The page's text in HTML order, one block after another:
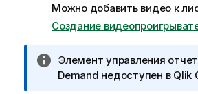
Можно добавить видео к
Создание
П
р
Элемент управления
Demand недоступен в Qlik